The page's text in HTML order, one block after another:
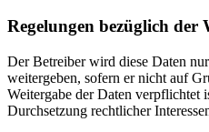
Regelungen bezüglich der
Der Betreiber wird diese Daten
weitergeben, sofern er nicht auf
Weitergabe der Daten verpflichtet
Durchsetzung rechtlicher